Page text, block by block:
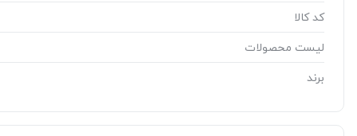
کد کالا
لیست محصولات
برند